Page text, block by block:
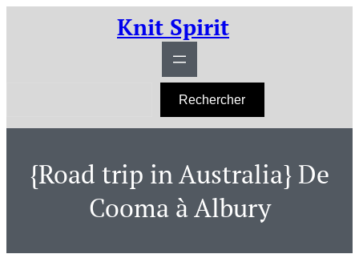
Knit Spirit
h
Rechercher
{Road trip in Australia} De
Cooma à Albury